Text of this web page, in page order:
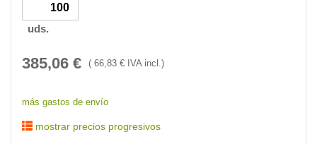
uds.
385,06 € ( 66,83 € IVA incl.)
más gastos de envío
mostrar precios progresivos